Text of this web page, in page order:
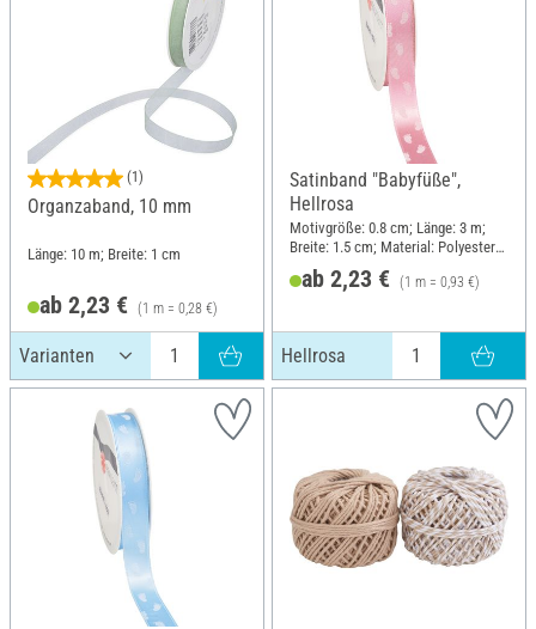
(1)
Organzaband, 10 mm
Länge: 10 m; Breite: 1 cm
ab 2,23 € (1 m = 0,28 €)
Satinband "Babyfüße",
Hellrosa
Motivgröße: 0.8 cm; Länge: 3 m;
Breite: 1.5 cm; Material: Polyester
(PES)
ab 2,23 € (1 m = 0,93 €)
Hellrosa